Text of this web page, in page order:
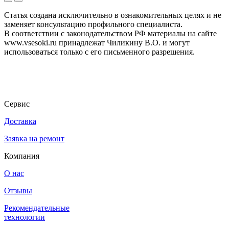
Статья создана исключительно в ознакомительных целях и не
заменяет консультацию профильного специалиста.
В соответствии с законодательством РФ материалы на сайте
www.vsesoki.ru принадлежат Чиликину В.О. и могут
использоваться только с его письменного разрешения.
Сервис
Доставка
Заявка на ремонт
Компания
О нас
Отзывы
Рекомендательные
технологии